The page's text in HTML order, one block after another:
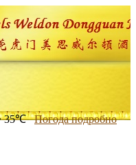
35℃ Погода подробно